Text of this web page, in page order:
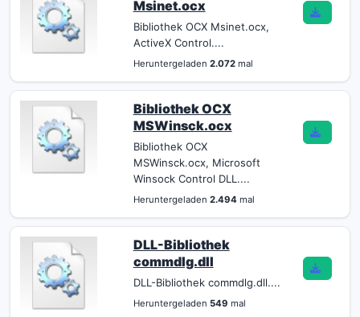
Msinet.ocx
Bibliothek OCX Msinet.ocx,
ActiveX Control....
Heruntergeladen 2.072mal
Bibliothek OCX
MSWinsck.ocx
Bibliothek OCX
MSWinsck.ocx, Microsoft
Winsock Control DLL....
Heruntergeladen 2.494mal
DLL-Bibliothek
commdlg.dll
DLL-Bibliothek commdlg.dll....
Heruntergeladen 549 mal